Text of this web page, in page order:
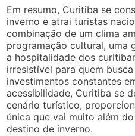
Em resumo, Curitiba se
inverno e atrai turistas
combinação de um clima
programação cultural, uma
a hospitalidade dos
irresistível para quem
investimentos constantes
acessibilidade, Curitiba se
cenário turístico,
única que vai muito além
destino de inverno.